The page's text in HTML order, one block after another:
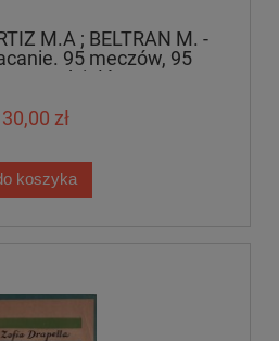
M.A ; BELTRAN M. -
95 meczów, 95
95 rozdziałów.
30,00 zł
koszyka